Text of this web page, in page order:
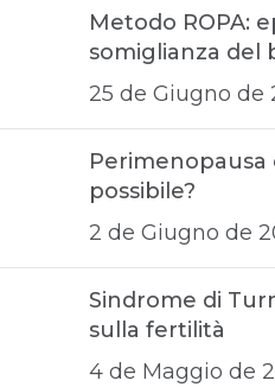
Metodo ROPA:
somiglianza del
25 de Giugno de
Perimenopausa
possibile?
2 de Giugno de
Sindrome di
sulla fertilità
4 de Maggio de